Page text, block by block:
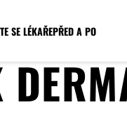
SE LÉKAŘEPŘED A PO